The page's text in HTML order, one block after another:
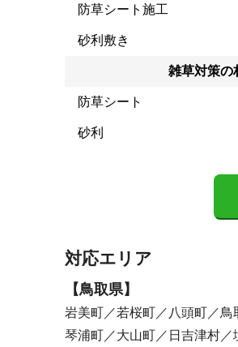
ろん、お庭の状態を常に考え、
「美しい庭をキープしたい」「
るアドバイスも可能です。お庭
他所に頼むより、仕上がり間違
草刈り、草むしり、除草シート、
お風呂、洗面所、トイレ、クリ
アピールポイント
一人でも多くの依頼者様に喜ん
す！
料金サービスなどもお任せくださ
防草シート施工
砂利敷き
雑草対策の
防草シート
砂利
対応エリア
【鳥取県】
岩美町 若桜町 八頭町 鳥
琴浦町
大山町 日吉津村